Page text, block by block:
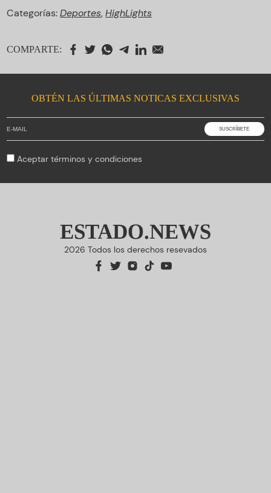
Categorías:Deportes,HighLights
COMPARTE:
OBTÉN LAS ÚLTIMAS NOTICAS EXCLUSIVAS
Aceptartérminos y condiciones
ESTADO.NEWS
2026 Todos los derechos resevados